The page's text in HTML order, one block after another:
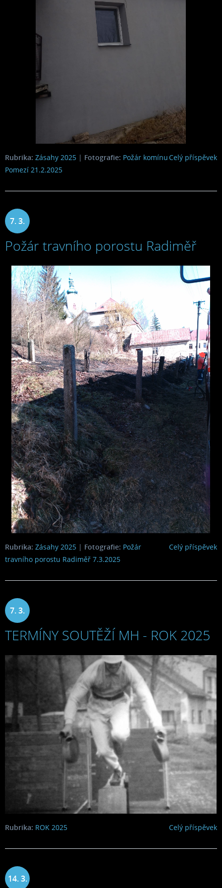
Celý příspěvek
Rubrika: Zásahy 2025 | Fotografie: Požár komínu
Pomezí 21.2.2025
7. 3.
2025
Požár travního porostu Radiměř
Celý příspěvek
Rubrika: Zásahy 2025 | Fotografie: Požár
travního porostu Radiměř 7.3.2025
7. 3.
2025
TERMÍNY SOUTĚŽÍ MH - ROK 2025
Celý příspěvek
Rubrika: ROK 2025
14. 3.